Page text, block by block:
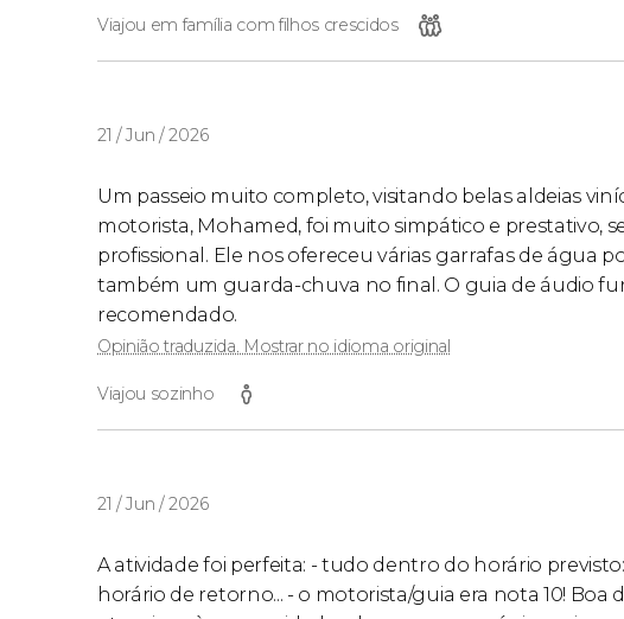
Viajou em família com filhos crescidos
21 / Jun / 2026
Um passeio muito completo, visitando belas aldeias
motorista, Mohamed, foi muito simpático e prestativo,
profissional. Ele nos ofereceu várias garrafas de água
também um guarda-chuva no final. O guia de áudio
recomendado.
Opinião traduzida. Mostrar no idioma original
Viajou sozinho
21 / Jun / 2026
A atividade foi perfeita: - tudo dentro do horário
horário de retorno... - o motorista/guia era nota 10! Boa